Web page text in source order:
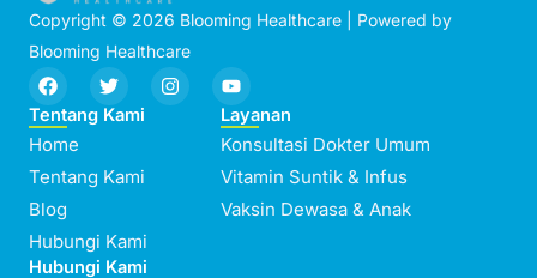
Copyright © 2026 Blooming Healthcare | Powered by
Blooming Healthcare
F
a
c
e
b
o
o
k
T
w
i
e
r
I
n
s
Y
o
u
t
u
b
e
Tentang Kami
Home
Tentang Kami
Blog
Hubungi Kami
Layanan
Konsultasi Dokter Umum
Vitamin Suntik & Infus
Vaksin Dewasa & Anak
Hubungi Kami